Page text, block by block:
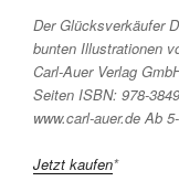
Der Glücksverkäufer
bunten Illustrationen
Carl-Auer Verlag
Seiten ISBN: 978-
www.carl-auer.de Ab
Jetzt kaufen*